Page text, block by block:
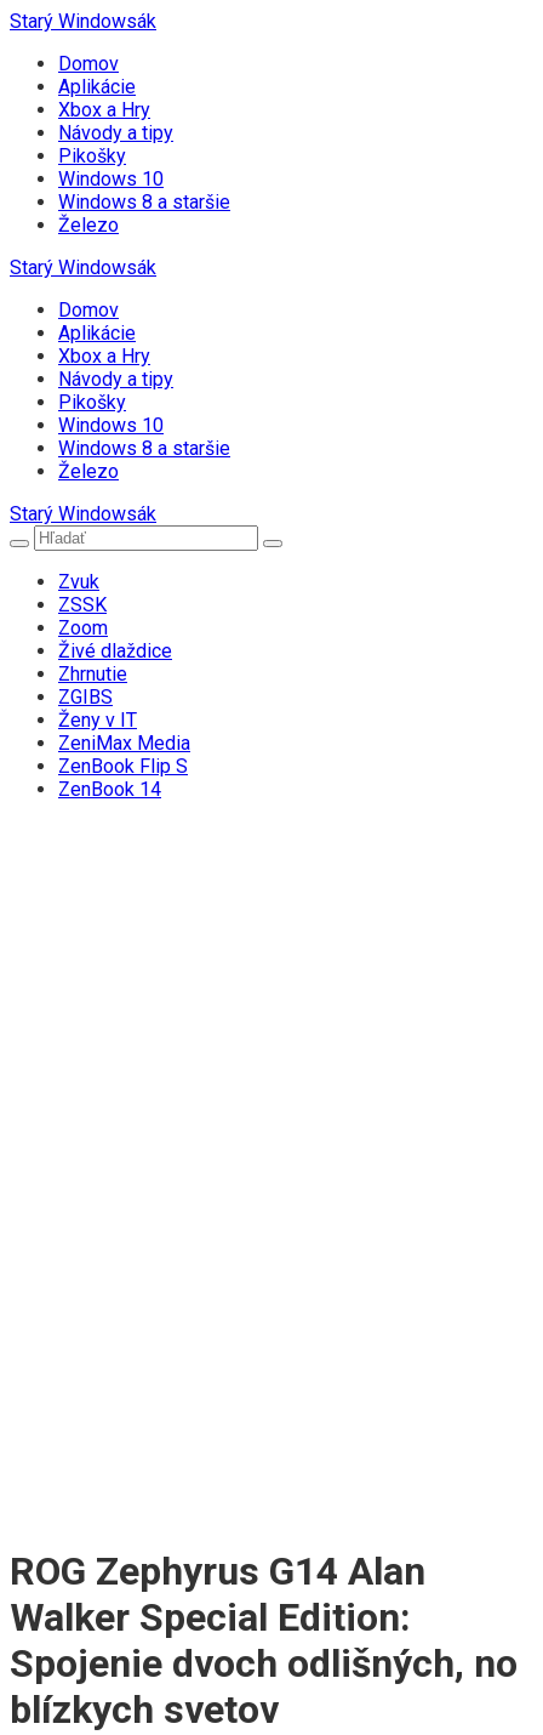
Starý Windowsák
Domov
Aplikácie
Xbox a Hry
Návody a tipy
Pikošky
Windows 10
Windows 8 a staršie
Železo
Starý Windowsák
Domov
Aplikácie
Xbox a Hry
Návody a tipy
Pikošky
Windows 10
Windows 8 a staršie
Železo
Starý Windowsák
Zvuk
ZSSK
Zoom
Živé dlaždice
Zhrnutie
ZGIBS
Ženy v IT
ZeniMax Media
ZenBook Flip S
ZenBook 14
ROG Zephyrus G14 Alan
Walker Special Edition:
Spojenie dvoch odlišných, no
blízkych svetov